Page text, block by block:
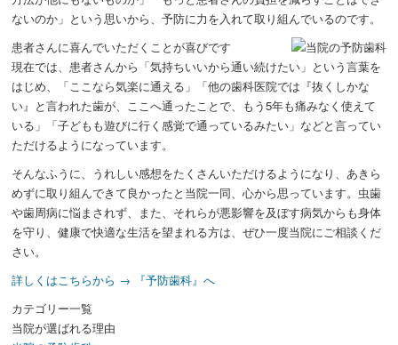
ないのか」という思いから、予防に力を入れて取り組んでいるのです。
患者さんに喜んでいただくことが喜びです
現在では、患者さんから 「気持ちいいから通い続けたい」 という言葉を
はじめ、
「ここなら気楽に通える」「他の歯科医院では『抜くしかな
い』と言われた歯が、ここへ通ったことで、もう5年も痛みなく使えて
いる」「子どもも遊びに行く感覚で通っているみたい」 などと言ってい
ただけるようになっています。
そんなふうに、うれしい感想をたくさんいただけるようになり、あきら
めずに取り組んできて良かったと当院一同、心から思っています。 虫歯
や歯周病に悩まされず、また、それらが悪影響を及ぼす病気からも身体
を守り、健康で快適な生活を望まれる方は、ぜひ一度当院にご相談くだ
さい。
詳しくはこちらから → 『予防歯科』へ
カテゴリー一覧
当院が選ばれる理由